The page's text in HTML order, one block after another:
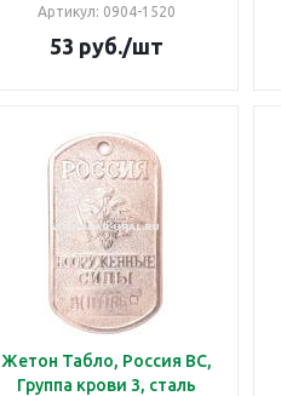
Артикул: 0904-1520
53 руб./шт
Жетон Табло, Россия ВС,
Группа крови 3, сталь